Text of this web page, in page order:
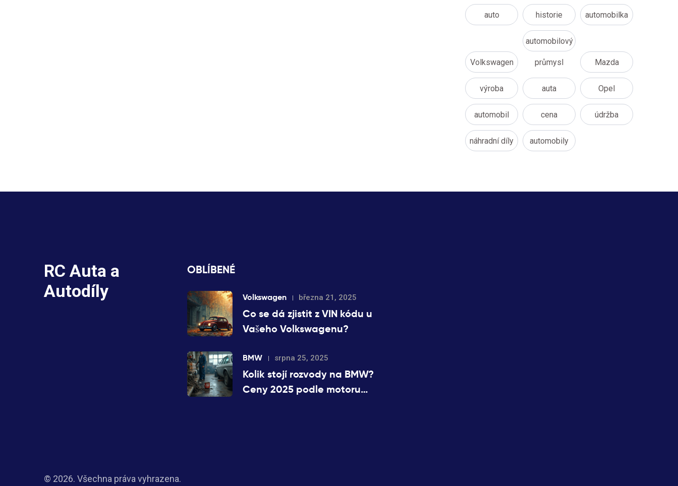
auto historie automobilka
Volkswagen
automobilový
průmysl Mazda
výroba auta Opel
automobil cena údržba
náhradní díly automobily
RC Auta a
Autodíly
OBLÍBENÉ
Volkswagen března 21, 2025
Co se dá zjistit z VIN kódu u
Vašeho Volkswagenu?
BMW srpna 25, 2025
Kolik stojí rozvody na BMW?
Ceny 2025 podle motoru
© 2026. Všechna práva vyhrazena.